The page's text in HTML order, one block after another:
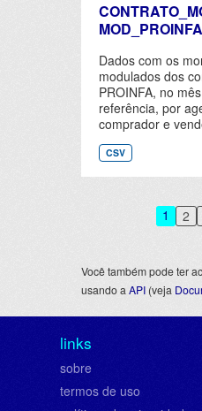
Dados com os
modulados dos
PROINFA, no
referência, por
comprador e
CSV
1 2
Você também pode ter
usando a API (veja
links
sobre
termos de uso